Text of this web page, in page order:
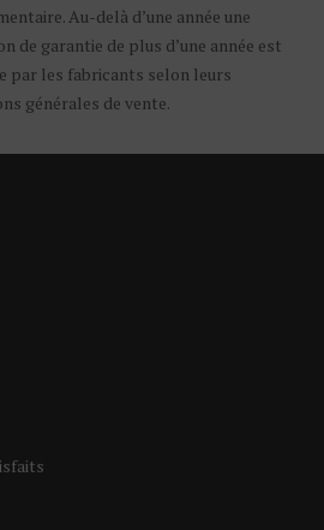
Au-delà d’une année une
de garantie de plus d’une année est
par les fabricants selon leurs
générales de vente.